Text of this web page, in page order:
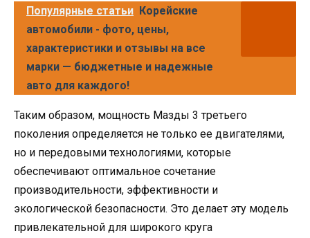
Популярные статьи Корейские
автомобили - фото, цены,
характеристики и отзывы на все
марки — бюджетные и надежные
авто для каждого!
Таким образом, мощность Мазды 3 третьего
поколения определяется не только ее двигателями,
но и передовыми технологиями, которые
обеспечивают оптимальное сочетание
производительности, эффективности и
экологической безопасности. Это делает эту модель
привлекательной для широкого круга